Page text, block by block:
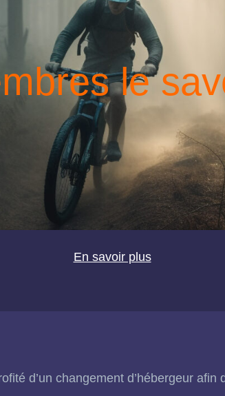
le
En savoir plus
d’un changement d’hébergeur